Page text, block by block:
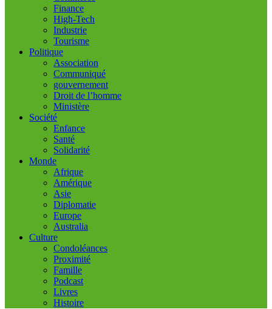
Finance
High-Tech
Industrie
Tourisme
Politique
Association
Communiqué
gouvernement
Droit de l’homme
Ministère
Société
Enfance
Santé
Solidarité
Monde
Afrique
Amérique
Asie
Diplomatie
Europe
Australia
Culture
Condoléances
Proximité
Famille
Podcast
Livres
Histoire